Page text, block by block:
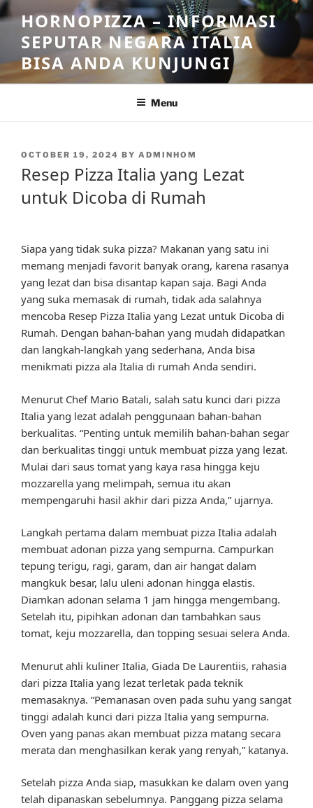
Skip
to
content
HORNOPIZZA – INFORMASI
SEPUTAR NEGARA ITALIA
BISA ANDA KUNJUNGI
Menu
POSTED
OCTOBER 19, 2024 BY ADMINHOM
Resep Pizza Italia yang Lezat
untuk Dicoba di Rumah
Siapa yang tidak suka pizza? Makanan yang satu ini
memang menjadi favorit banyak orang, karena rasanya
yang lezat dan bisa disantap kapan saja. Bagi Anda
yang suka memasak di rumah, tidak ada salahnya
mencoba Resep Pizza Italia yang Lezat untuk Dicoba di
Rumah. Dengan bahan-bahan yang mudah didapatkan
dan langkah-langkah yang sederhana, Anda bisa
menikmati pizza ala Italia di rumah Anda sendiri.
Menurut Chef Mario Batali, salah satu kunci dari pizza
Italia yang lezat adalah penggunaan bahan-bahan
berkualitas. “Penting untuk memilih bahan-bahan segar
dan berkualitas tinggi untuk membuat pizza yang lezat.
Mulai dari saus tomat yang kaya rasa hingga keju
mozzarella yang melimpah, semua itu akan
mempengaruhi hasil akhir dari pizza Anda,” ujarnya.
Langkah pertama dalam membuat pizza Italia adalah
membuat adonan pizza yang sempurna. Campurkan
tepung terigu, ragi, garam, dan air hangat dalam
mangkuk besar, lalu uleni adonan hingga elastis.
Diamkan adonan selama 1 jam hingga mengembang.
Setelah itu, pipihkan adonan dan tambahkan saus
tomat, keju mozzarella, dan topping sesuai selera Anda.
Menurut ahli kuliner Italia, Giada De Laurentiis, rahasia
dari pizza Italia yang lezat terletak pada teknik
memasaknya. “Pemanasan oven pada suhu yang sangat
tinggi adalah kunci dari pizza Italia yang sempurna.
Oven yang panas akan membuat pizza matang secara
merata dan menghasilkan kerak yang renyah,” katanya.
Setelah pizza Anda siap, masukkan ke dalam oven yang
telah dipanaskan sebelumnya. Panggang pizza selama